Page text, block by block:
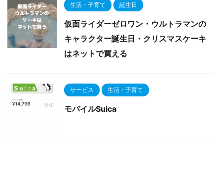
生活・子育て 誕生日
仮面ライダーゼロワン・ウルトラマンの
キャラクター誕生日・クリスマスケーキ
はネットで買える
サービス 生活・子育て
モバイルSuica